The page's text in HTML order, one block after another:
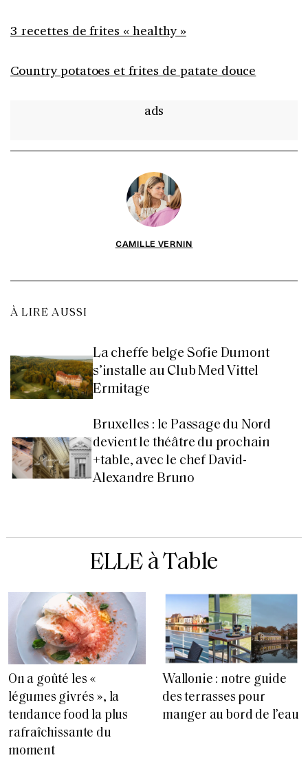
3 recettes de frites « healthy »
Country potatoes et frites de patate douce
ads
CAMILLE VERNIN
À LIRE AUSSI
La cheffe belge Sofie Dumont
s’installe au Club Med Vittel
Ermitage
Bruxelles : le Passage du Nord
devient le théâtre du prochain
+table, avec le chef David-
Alexandre Bruno
ELLE à Table
On a goûté les «
légumes givrés », la
tendance food la plus
rafraîchissante du
moment
Wallonie : notre guide
des terrasses pour
manger au bord de l’eau